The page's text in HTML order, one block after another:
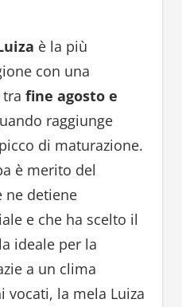
è la più
con una
fine agosto e
raggiunge
di maturazione.
è merito del
ne detiene
e che ha scelto il
ideale per la
a un clima
vocati, la mela Luiza